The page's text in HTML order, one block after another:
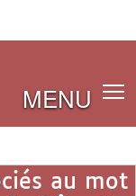
MENU
au mot